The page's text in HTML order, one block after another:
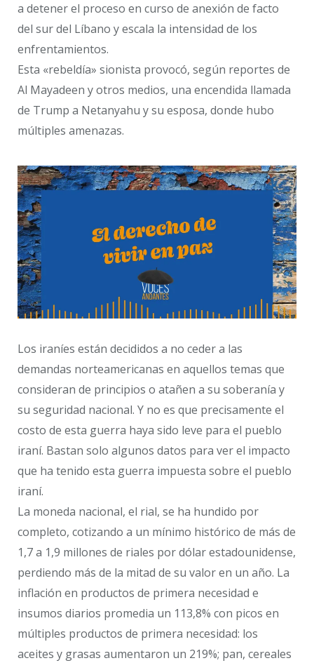
a detener el proceso en curso de anexión de facto
del sur del Líbano y escala la intensidad de los
enfrentamientos.
Esta «rebeldía» sionista provocó, según reportes de
Al Mayadeen y otros medios, una encendida llamada
de Trump a Netanyahu y su esposa, donde hubo
múltiples amenazas.
Los iraníes están decididos a no ceder a las
demandas norteamericanas en aquellos temas que
consideran de principios o atañen a su soberanía y
su seguridad nacional. Y no es que precisamente el
costo de esta guerra haya sido leve para el pueblo
iraní. Bastan solo algunos datos para ver el impacto
que ha tenido esta guerra impuesta sobre el pueblo
iraní.
La moneda nacional, el rial, se ha hundido por
completo, cotizando a un mínimo histórico de más de
1,7 a 1,9 millones de riales por dólar estadounidense,
perdiendo más de la mitad de su valor en un año. La
inflación en productos de primera necesidad e
insumos diarios promedia un 113,8% con picos en
múltiples productos de primera necesidad: los
aceites y grasas aumentaron un 219%; pan, cereales